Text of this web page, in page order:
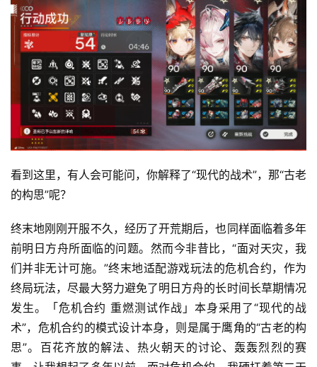
看到这里，有人会可能问，你解释了“现代的战术”，那“古老
的构思”呢？
终末地刚刚开服不久，经历了开荒期后，也同样面临着多年
前明日方舟所面临的问题。然而今非昔比，“面对天灾，我
们并非无计可施。”终末地适配游戏玩法的危机合约，作为
终局玩法，尽最大努力避免了明日方舟的长时间长草期情况
发生。「危机合约 重燃测试作战」本身采用了“现代的战
术”，危机合约的模式设计本身，则是属于鹰角的“古老的构
思”。百花齐放的解法、热火朝天的讨论、轰轰烈烈的赛